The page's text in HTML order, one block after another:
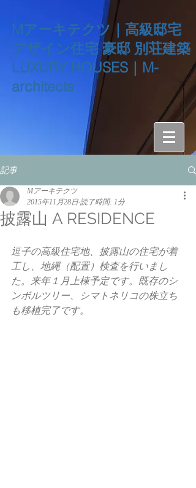
Mアーキテクツ｜高級邸宅
デザイン住宅 豪邸 別荘建築
LUXURY HOUSES｜M-
architects
記事
披露山 A RESIDENCE
Mアーキテクツ
2015年11月28日 読了時間: 1分
逗子の高級住宅地、披露山の住宅が着
工し、地縄（配置）検査を行いまし
た。来年１月上棟予定です。既存のシ
ンボルツリー、シマトネリコの株立ち
も移植完了です。